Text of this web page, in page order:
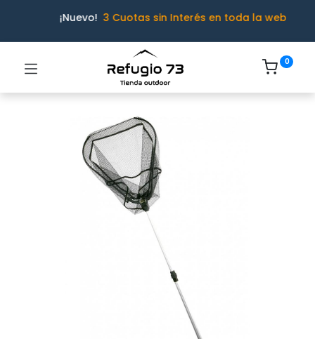
¡Nuevo! 3 Cuotas sin Interés en toda la web
0